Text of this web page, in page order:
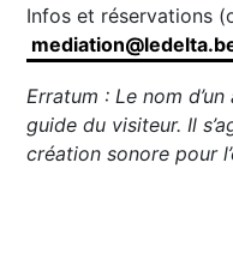
Infos et réservations
Erratum : Le nom
guide du visiteur. Il
création sonore pour